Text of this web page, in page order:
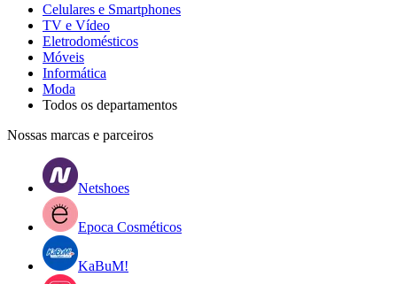
Celulares e Smartphones
TV e Vídeo
Eletrodomésticos
Móveis
Informática
Moda
Todos os departamentos
Nossas marcas e parceiros
Netshoes
Epoca Cosméticos
KaBuM!